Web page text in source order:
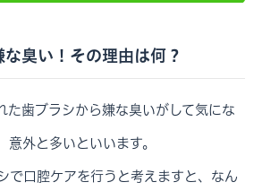
臭い！その理由は何？
た歯ブラシから嫌な臭いがして気にな
外と多いといいます。
で口腔ケアを行うと考えますと、なん